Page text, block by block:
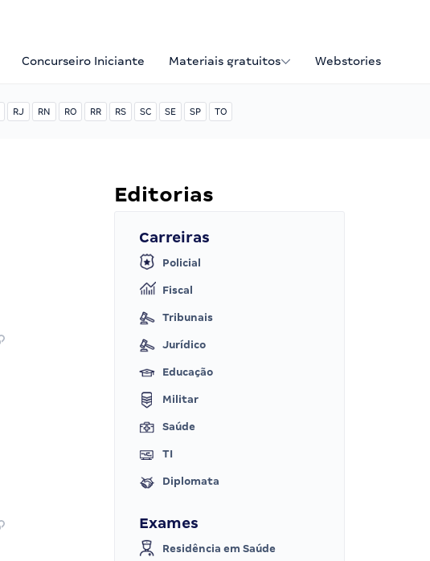
Concurseiro Iniciante Materiais gratuitos Webstories
RJ RN RO RR RS SC SE SP TO
Editorias
Carreiras
Policial
Fiscal
Tribunais
Jurídico
Educação
Militar
Saúde
TI
Diplomata
Exames
Residência em Saúde